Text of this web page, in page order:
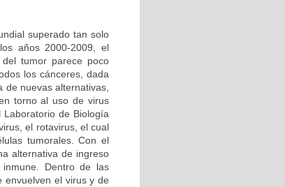
superado tan solo
años 2000-2009, el
tumor parece poco
los cánceres, dada
nuevas alternativas,
torno al uso de virus
de Biología
el rotavirus, el cual
tumorales. Con el
alternativa de ingreso
Dentro de las
envuelven el virus y de